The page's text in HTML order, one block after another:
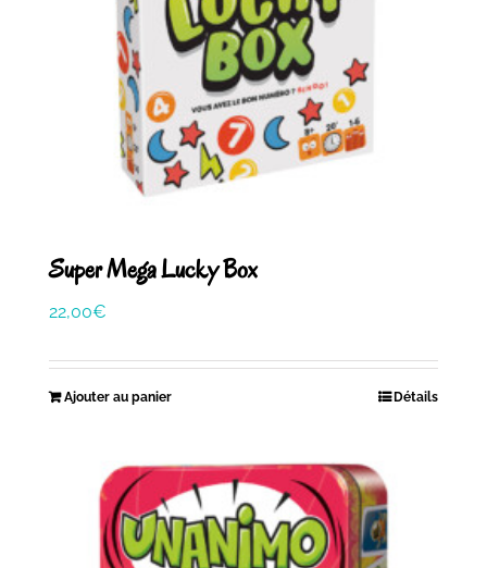
Super Mega Lucky Box
22,00€
Ajouter au panier Détails